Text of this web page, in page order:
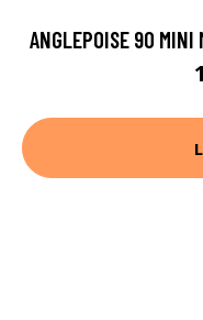
ANGLEPOISE 90